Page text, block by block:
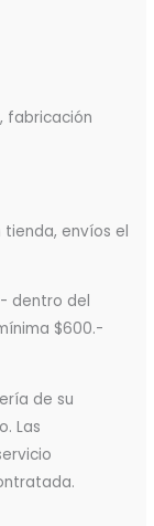
fabricación
tienda, envíos el
dentro del
$600.-
de su
Las